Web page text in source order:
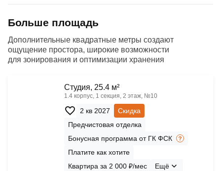
Больше площадь
Дополнительные квадратные метры создают
ощущение простора, широкие возможности
для зонирования и оптимизации хранения
Cтудия, 25.4 м²
1.4 корпус, 1 секция, 2 этаж, №10
2 кв 2027
Скидка
Предчистовая отделка
Бонусная программа от ГК ФСК
Платите как хотите
Квартира за 2 000 ₽/мес
Ещё